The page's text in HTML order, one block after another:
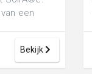
een
Bekijk